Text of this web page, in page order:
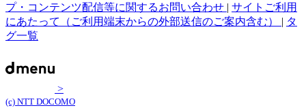
プ・コンテンツ配信等に関するお問い合わせ | サイトご利用
にあたって（ご利用端末からの外部送信のご案内含む） | タ
グ一覧
>
(c) NTT DOCOMO